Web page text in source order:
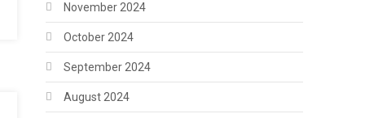
November 2024
October 2024
September 2024
August 2024